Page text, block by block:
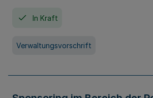
In Kraft
Verwaltungsvorschrift